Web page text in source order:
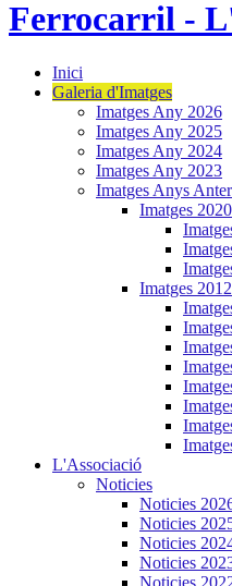
Inici
Galeria d'Imatges
Imatges Any 2026
Imatges Any 2025
Imatges Any 2024
Imatges Any 2023
Imatges Anys
Imatges
Imatges
L'Associació
Noticies
Noticies
Noticies
Noticies
Noticies
Noticies